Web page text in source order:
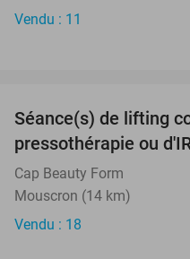
Vendu : 11
Séance(s) de lifting
pressothérapie ou
Cap Beauty Form
Mouscron (14 km)
Vendu : 18